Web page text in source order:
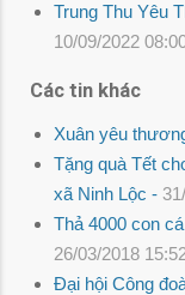
Trung Thu Yêu
10/09/2022
Các tin khác
Xuân yêu
Tặng quà Tết
xã Ninh Lộc -
Thả 4000 con
26/03/2018
Đại hội Công